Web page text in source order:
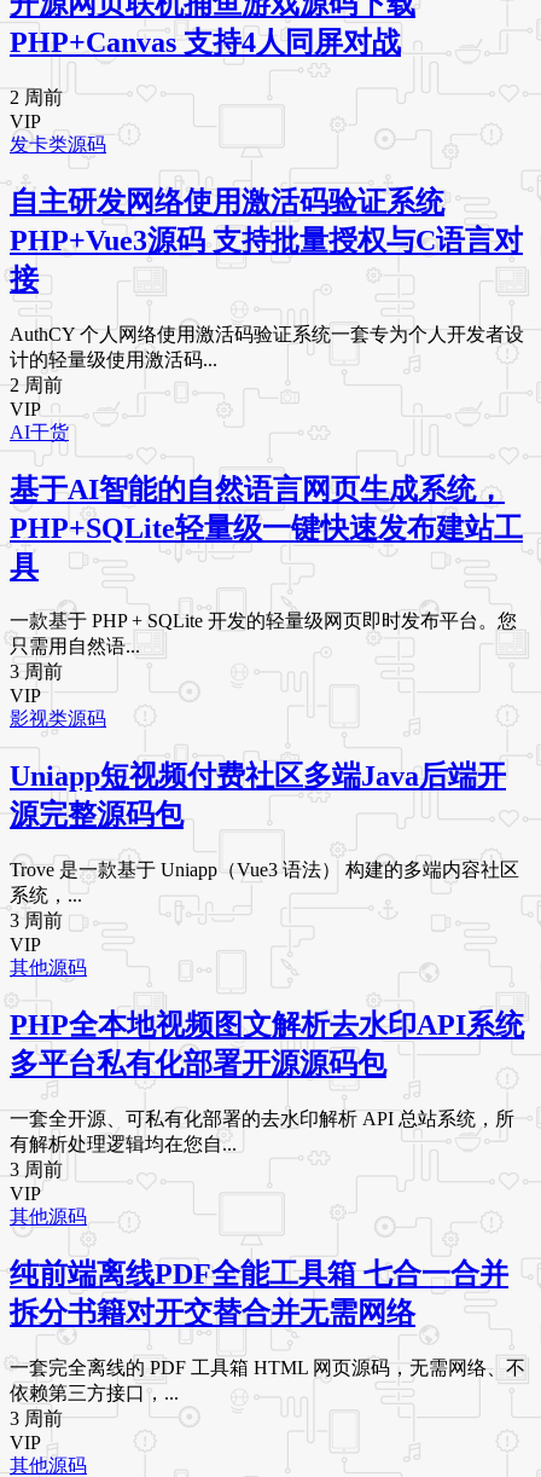
PHP+Canvas 支持4人同屏对战
2 周前
VIP
发卡类源码
自主研发网络使用激活码验证系统
PHP+Vue3源码 支持批量授权与C语言对
接
AuthCY 个人网络使用激活码验证系统一套专为个人开发者设
计的轻量级使用激活码...
2 周前
VIP
AI干货
基于AI智能的自然语言网页生成系统，
PHP+SQLite轻量级一键快速发布建站工
具
一款基于 PHP + SQLite 开发的轻量级网页即时发布平台。您
只需用自然语...
3 周前
VIP
影视类源码
Uniapp短视频付费社区多端Java后端开
源完整源码包
Trove 是一款基于 Uniapp（Vue3 语法） 构建的多端内容社区
系统，...
3 周前
VIP
其他源码
PHP全本地视频图文解析去水印API系统
多平台私有化部署开源源码包
一套全开源、可私有化部署的去水印解析 API 总站系统，所
有解析处理逻辑均在您自...
3 周前
VIP
其他源码
纯前端离线PDF全能工具箱 七合一合并
拆分书籍对开交替合并无需网络
一套完全离线的 PDF 工具箱 HTML 网页源码，无需网络、不
依赖第三方接口，...
3 周前
VIP
其他源码